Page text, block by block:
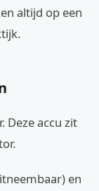
altijd op een
Deze accu zit
en